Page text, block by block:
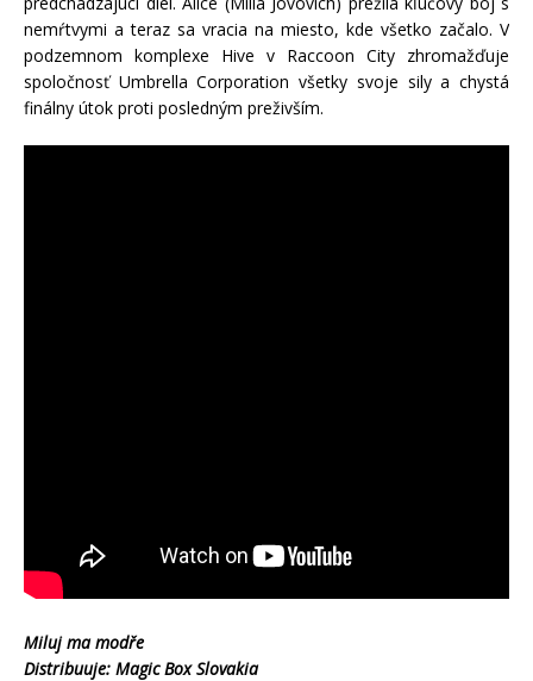
nemŕtvymi a teraz sa vracia na miesto, kde všetko začalo. V
podzemnom komplexe Hive v Raccoon City zhromažďuje
spoločnosť Umbrella Corporation všetky svoje sily a chystá
finálny útok proti posledným preživším.
Miluj ma modře
Distribuuje: Magic Box Slovakia